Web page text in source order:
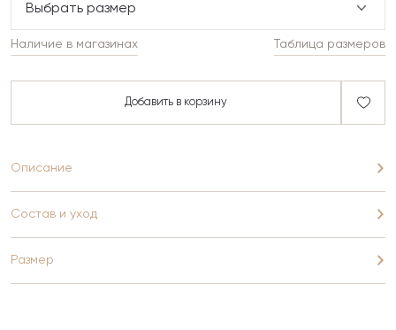
Выбрать размер
Таблица размеров
Наличие в магазинах
Добавить в корзину
Описание
Состав и уход
Размер